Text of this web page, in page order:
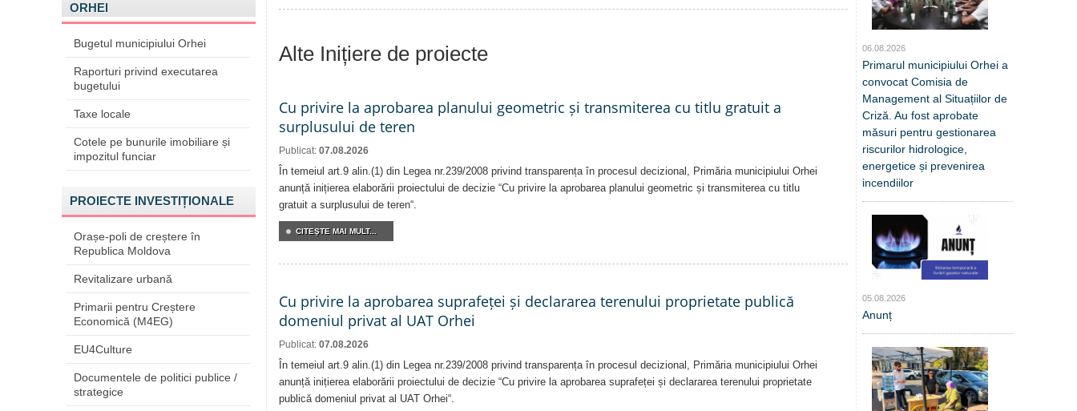
ORHEI
Bugetul municipiului Orhei
Raporturi privind executarea
bugetului
Taxe locale
Cotele pe bunurile imobiliare și
impozitul funciar
PROIECTE INVESTIȚIONALE
Orașe-poli de creștere în
Republica Moldova
Revitalizare urbană
Primarii pentru Creștere
Economică (M4EG)
EU4Culture
Documentele de politici publice /
strategice
Alte Inițiere de proiecte
Cu privire la aprobarea planului geometric și transmiterea cu titlu gratuit a
surplusului de teren
Publicat: 07.08.2026
În temeiul art.9 alin.(1) din Legea nr.239/2008 privind transparența în procesul decizional, Primăria municipiului Orhei
anunță inițierea elaborării proiectului de decizie “Cu privire la aprobarea planului geometric și transmiterea cu titlu
gratuit a surplusului de teren“.
CITEŞTE MAI MULT...
Cu privire la aprobarea suprafeței și declararea terenului proprietate publică
domeniul privat al UAT Orhei
Publicat: 07.08.2026
În temeiul art.9 alin.(1) din Legea nr.239/2008 privind transparența în procesul decizional, Primăria municipiului Orhei
anunță inițierea elaborării proiectului de decizie “Cu privire la aprobarea suprafeței și declararea terenului proprietate
publică domeniul privat al UAT Orhei“.
06.08.2026
Primarul municipiului Orhei a
convocat Comisia de
Management al Situațiilor de
Criză. Au fost aprobate
măsuri pentru gestionarea
riscurilor hidrologice,
energetice și prevenirea
incendiilor
05.08.2026
Anunț